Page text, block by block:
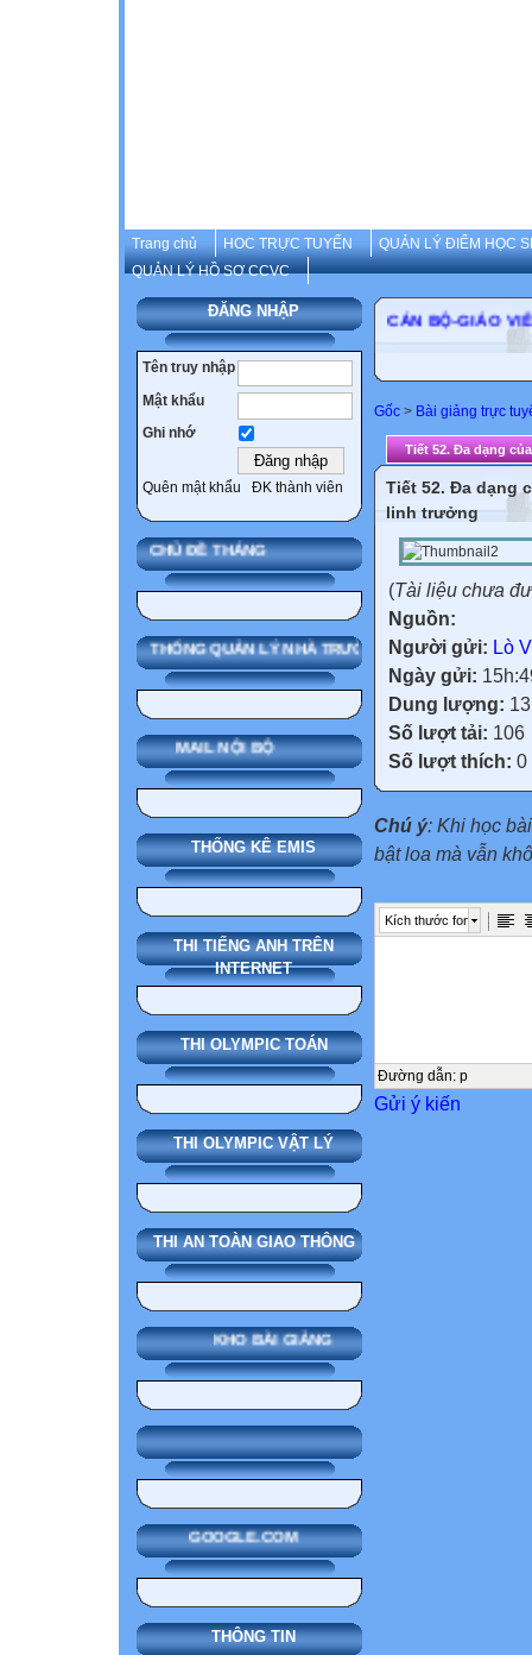
Trang chủ HOC TRỰC TUYẾN
QUẢN LÝ ĐIỂM HỌC
QUẢN LÝ HỒ SƠ CCVC
ĐĂNG NHẬP
Tên truy nhập
Mật khẩu
Ghi nhớ
Quên mật khẩu ĐK thành viên
CHỦ ĐỀ THÁNG
SMAS HỆ THỐNG QUẢN LÝ NHÀ TRƯỜNG
MAIL NỘI BỘ
THỐNG KÊ EMIS
THI TIẾNG ANH TRÊN
INTERNET
THI OLYMPIC TOÁN
THI OLYMPIC VẬT LÝ
THI AN TOÀN GIAO THÔNG
KHO BÀI GIẢNG
GOOGLE.COM
THÔNG TIN
CÁN BỘ-
Gốc > Bài giảng trực
Tiết 52. Đa dạng
Tiết 52. Đa dạng
linh trưởng
(Tài liệu chưa
Nguồn:
Người gửi: Lò
Ngày gửi:
Dung lượng:
Số lượt tải: 106
Số lượt thích: 0
Chú ý: Khi học
bật loa mà vẫn
Kích thước font
Đường dẫn: p
Gửi ý kiến